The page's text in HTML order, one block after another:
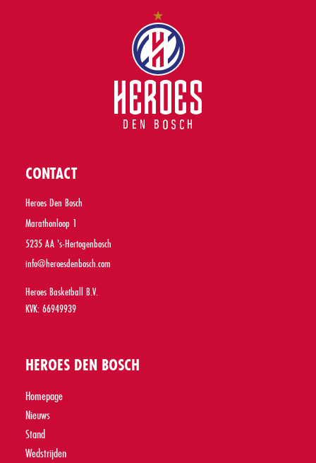
CONTACT
Heroes Den Bosch
Marathonloop 1
5235 AA 's-Hertogenbosch
info@heroesdenbosch.com
Heroes Basketball B.V.
KVK: 66949939
HEROES DEN BOSCH
Homepage
Nieuws
Stand
Wedstrijden